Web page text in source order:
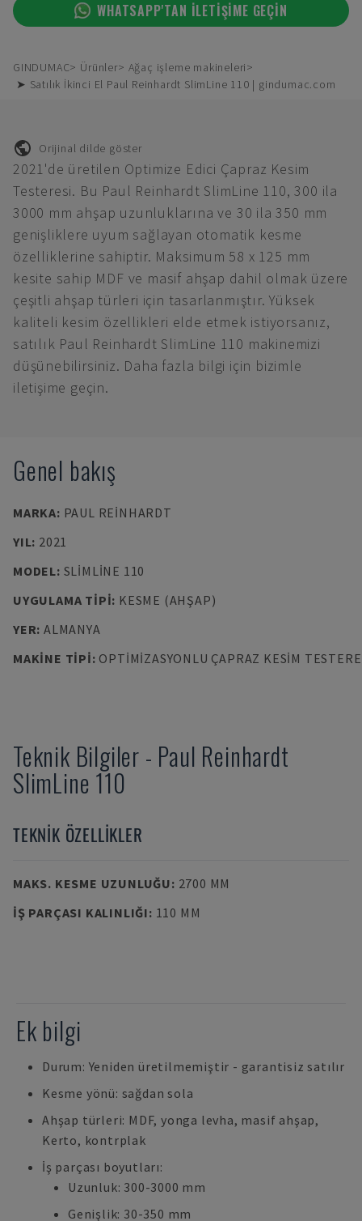
WHATSAPP'TAN ILETIŞIME GEÇIN
GINDUMAC Ürünler
Ağaç işleme makineleri
➤ Satılık İkinci El Paul Reinhardt SlimLine 110 | gindumac.com
Orijinal dilde göster
2021'de üretilen Optimize Edici Çapraz Kesim
Testeresi. Bu Paul Reinhardt SlimLine 110, 300 ila
3000 mm ahşap uzunluklarına ve 30 ila 350 mm
genişliklere uyum sağlayan otomatik kesme
özelliklerine sahiptir. Maksimum 58 x 125 mm
kesite sahip MDF ve masif ahşap dahil olmak üzere
çeşitli ahşap türleri için tasarlanmıştır. Yüksek
kaliteli kesim özellikleri elde etmek istiyorsanız,
satılık Paul Reinhardt SlimLine 110 makinemizi
düşünebilirsiniz. Daha fazla bilgi için bizimle
iletişime geçin.
Genel bakış
MARKA: PAUL REINHARDT
YIL: 2021
MODEL: SLIMLINE 110
UYGULAMA TIPI: KESME (AHŞAP)
YER: ALMANYA
MAKINE TIPI: OPTIMIZASYONLU ÇAPRAZ KESIM TESTERE
Teknik Bilgiler - Paul Reinhardt
SlimLine 110
TEKNIK ÖZELLIKLER
MAKS. KESME UZUNLUĞU: 2700 MM
İŞ PARÇASI KALINLIĞI: 110 MM
Ek bilgi
Durum: Yeniden üretilmemiştir - garantisiz satılır
Kesme yönü: sağdan sola
Ahşap türleri: MDF, yonga levha, masif ahşap,
Kerto, kontrplak
İş parçası boyutları:
Uzunluk: 300-3000 mm
Genişlik: 30-350 mm